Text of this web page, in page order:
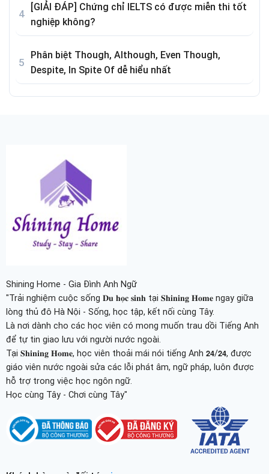
[GIẢI ĐÁP] Chứng chỉ IELTS có được miễn thi tốt
nghiệp không?
Phân biệt Though, Although, Even Though,
Despite, In Spite Of dễ hiểu nhất
Shining Home - Gia Đình Anh Ngữ
"Trải nghiệm cuộc sống 𝐃𝐮 𝐡𝐨̣𝐜 𝐬𝐢𝐧𝐡 tại 𝐒𝐡𝐢𝐧𝐢𝐧𝐠 𝐇𝐨𝐦𝐞 ngay giữa
lòng thủ đô Hà Nội - Sống, học tập, kết nối cùng Tây.
Là nơi dành cho các học viên có mong muốn trau dồi Tiếng Anh
để tự tin giao lưu với người nước ngoài.
Tại 𝐒𝐡𝐢𝐧𝐢𝐧𝐠 𝐇𝐨𝐦𝐞, học viên thoải mái nói tiếng Anh 𝟮𝟰/𝟮𝟰, được
giáo viên nước ngoài sửa các lỗi phát âm, ngữ pháp, luôn được
hỗ trợ trong việc học ngôn ngữ.
Học cùng Tây - Chơi cùng Tây"